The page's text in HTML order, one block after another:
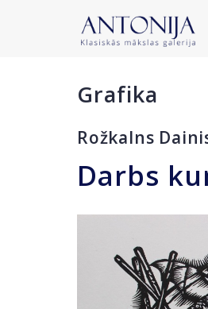
Grafika
Rožkalns
Darbs